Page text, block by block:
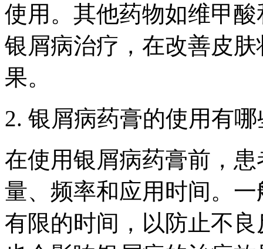
使用。其他药物如维甲
银屑病治疗，在改善皮
果。
2. 银屑病药膏的使用有
在使用银屑病药膏前，
量、频率和应用时间。
有限的时间，以防止不